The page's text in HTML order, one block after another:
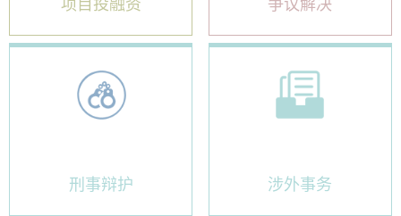
项目投融资 争议解决
刑事辩护 涉外事务